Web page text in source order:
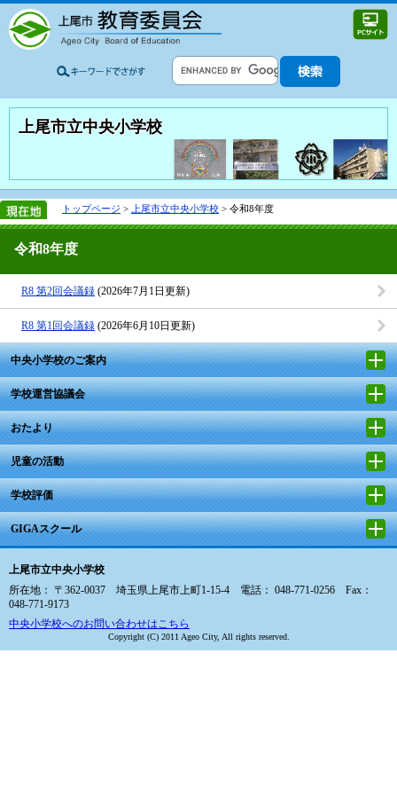
上尾市立中央小学校
トップページ > 上尾市立中央小学校 > 令和8年度
令和8年度
R8 第2回会議録 (2026年7月1日更新)
R8 第1回会議録 (2026年6月10日更新)
中央小学校のご案内
学校運営協議会
おたより
児童の活動
学校評価
GIGAスクール
上尾市立中央小学校
所在地： 〒362-0037 埼玉県上尾市上町1-15-4 電話： 048-771-0256 Fax：
048-771-9173
中央小学校へのお問い合わせはこちら
Copyright (C) 2011 Ageo City, All rights reserved.